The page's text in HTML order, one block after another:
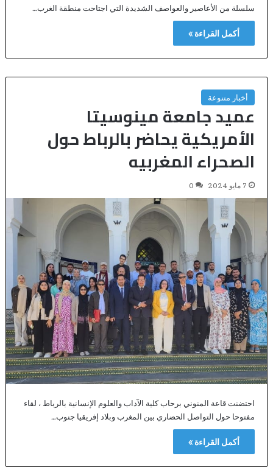
سلسلة من الأعاصير والعواصف الشديدة التي اجتاحت منطقة الغرب…
أكمل القراءة »
أخبار متنوعة
عميد جامعة مينوسيتا
الأمريكية يحاضر بالرباط حول
الصحراء المغربيه
7 مايو 2024 0
احتضنت قاعة المنوني برحاب كلية الآداب والعلوم الإنسانية بالرباط ، لقاء
مفتوحا حول التواصل الحضاري بين المغرب وبلاد إفريقيا جنوب…
أكمل القراءة »